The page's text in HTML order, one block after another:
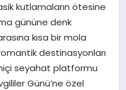
kutlamaların ötesine
gününe denk
kısa bir mola
destinasyonları
seyahat platformu
Günü’ne özel